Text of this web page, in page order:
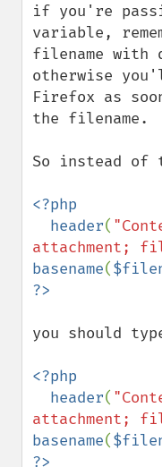
if you're
variable,
filename with
otherwise
Firefox as
the filename.
So instead of
<?php
  header
(
attachment;
basename(
you should
<?php
  header
(
attachment;
basename(